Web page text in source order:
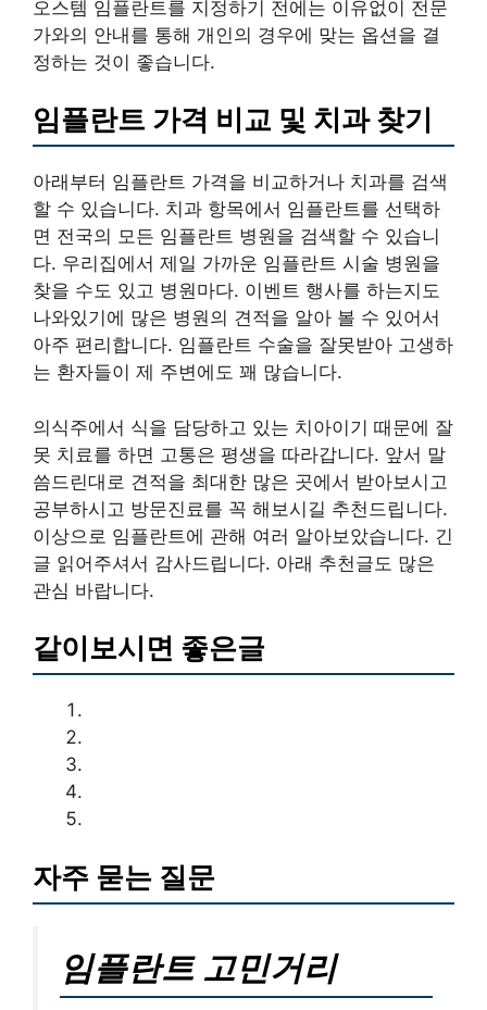
오스템 임플란트를 지정하기 전에는 이유없이 전문
가와의 안내를 통해 개인의 경우에 맞는 옵션을 결
정하는 것이 좋습니다.
임플란트 가격 비교 및 치과 찾기
아래부터 임플란트 가격을 비교하거나 치과를 검색
할 수 있습니다. 치과 항목에서 임플란트를 선택하
면 전국의 모든 임플란트 병원을 검색할 수 있습니
다. 우리집에서 제일 가까운 임플란트 시술 병원을
찾을 수도 있고 병원마다. 이벤트 행사를 하는지도
나와있기에 많은 병원의 견적을 알아 볼 수 있어서
아주 편리합니다. 임플란트 수술을 잘못받아 고생하
는 환자들이 제 주변에도 꽤 많습니다.
의식주에서 식을 담당하고 있는 치아이기 때문에 잘
못 치료를 하면 고통은 평생을 따라갑니다. 앞서 말
씀드린대로 견적을 최대한 많은 곳에서 받아보시고
공부하시고 방문진료를 꼭 해보시길 추천드립니다.
이상으로 임플란트에 관해 여러 알아보았습니다. 긴
글 읽어주셔서 감사드립니다. 아래 추천글도 많은
관심 바랍니다.
같이보시면 좋은글
자주 묻는 질문
임플란트 고민거리